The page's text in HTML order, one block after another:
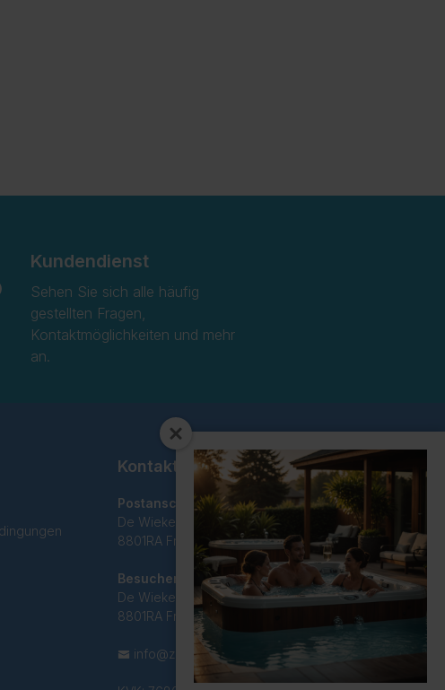
Kundendienst
Sehen Sie sich alle häufig
gestellten Fragen,
Kontaktmöglichkeiten und mehr
an.
Kontakt
Postanschrift
De Wieken 29C
8801RA Franeker
Besucheradresse
De Wieken 29C
8801RA Franeker
info@zwemreus.nl